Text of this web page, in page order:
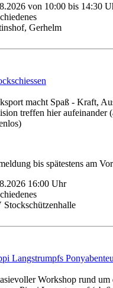
von 10:00 bis 14:30
Gerhelm
macht Spaß - Kraft,
treffen hier aufeinander
bis spätestens am
16:00 Uhr
Stockschützenhalle
Langstrumpfs
Workshop rund um